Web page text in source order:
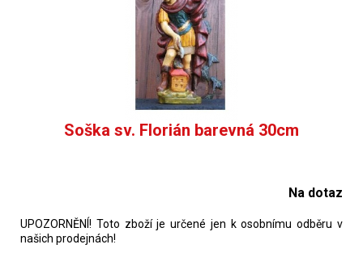
Soška sv. Florián barevná 30cm
Na dotaz
UPOZORNĚNÍ! Toto zboží je určené jen k osobnímu odběru v
našich prodejnách!